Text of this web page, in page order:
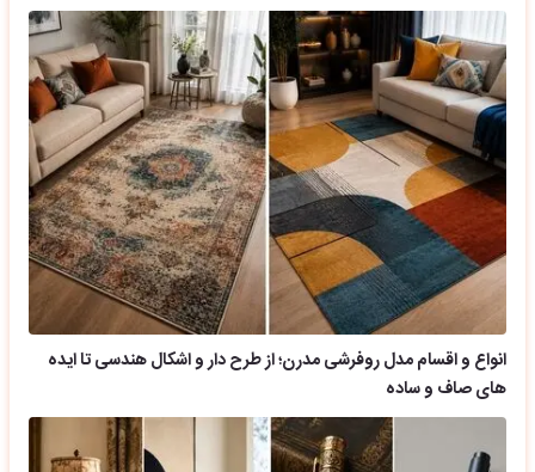
انواع و اقسام مدل روفرشی مدرن؛ از طرح دار و اشکال هندسی تا ایده
های صاف و ساده